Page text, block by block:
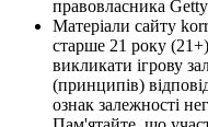
правовласника
Матеріали сайту
старше 21 року
викликати ігрову
(принципів)
ознак залежності